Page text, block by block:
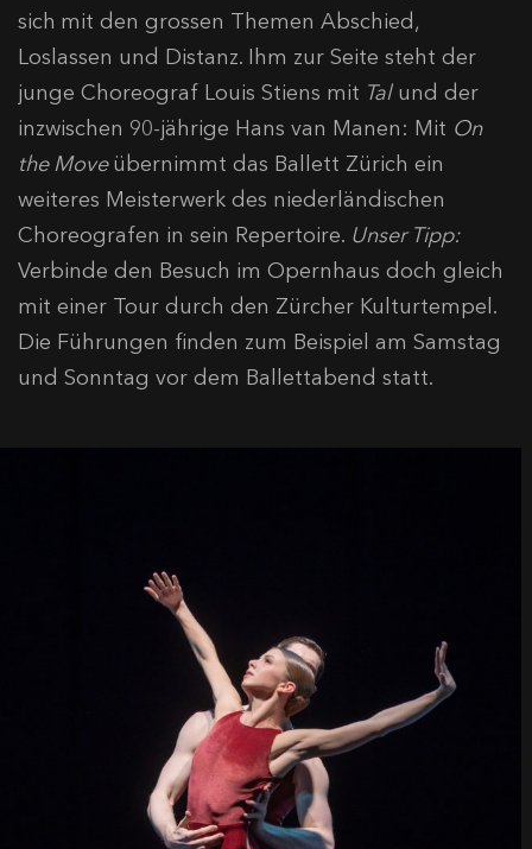
sich mit den grossen Themen Abschied,
Loslassen und Distanz. Ihm zur Seite steht der
junge Choreograf Louis Stiens mit Talund der
inzwischen 90-jährige Hans van Manen: Mit On
the Moveübernimmt das Ballett Zürich ein
weiteres Meisterwerk des niederländischen
Choreografen in sein Repertoire. Unser Tipp:
Verbinde den Besuch im Opernhaus doch gleich
mit einer Tour durch den Zürcher Kulturtempel.
Die Führungen finden zum Beispiel am Samstag
und Sonntag vor dem Ballettabend statt.